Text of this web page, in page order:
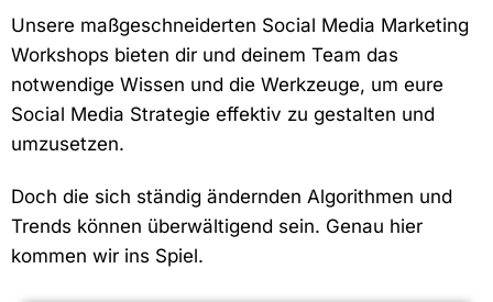
Unsere maßgeschneiderten Social Media Marketing
Workshops bieten dir und deinem Team das
notwendige Wissen und die Werkzeuge, um eure
Social Media Strategie effektiv zu gestalten und
umzusetzen.
Doch die sich ständig ändernden Algorithmen und
Trends können überwältigend sein. Genau hier
kommen wir ins Spiel.